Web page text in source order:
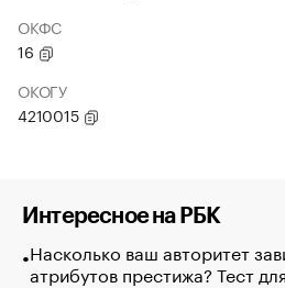
ОКФС
16
ОКОГУ
4210015
Интересное на РБК
Насколько ваш авторитет
атрибутов престижа? Тест